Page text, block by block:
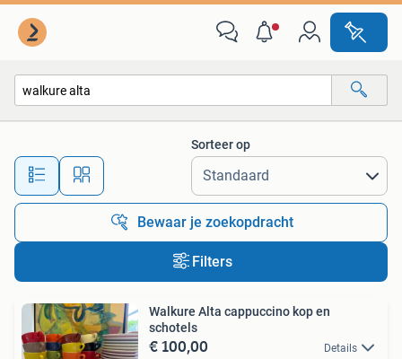
Alle afstanden…
Sorteer op
Bewaar je zoekopdracht
Filters
Walkure Alta cappuccino kop en
schotels
€ 100,00 Details